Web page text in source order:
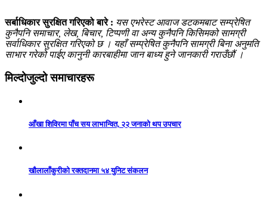
सर्बाधिकार सुरक्षित गरिएको बारे : यस एभरेस्ट आवाज डटकमबाट सम्प्रेषित
कुनैपनि समाचार, लेख, बिचार, टिप्पणी वा अन्य कुनैपनि किसिमको सामग्री
सर्वाधिकार सुरक्षित गरिएको छ । यहाँ सम्प्रेषित कुनैपनि सामग्री बिना अनुमति
साभार गरेको पाईए कानुनी कारबाहीमा जान बाध्य हुने जानकारी गराउँछौं ।
मिल्दोजुल्दो समाचारहरू
आँखा शिविरमा पाँच सय लाभान्वित, २२ जनाको थप उपचार
खौलालाँकुरीको रक्तदानमा ५४ युनिट संकलन